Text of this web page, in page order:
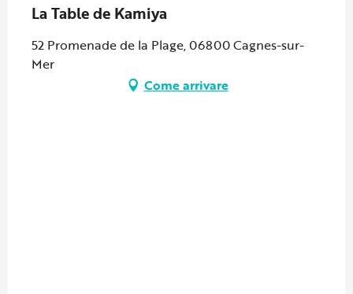
La Table de Kamiya
52 Promenade de la Plage, 06800 Cagnes-sur-
Mer
Come arrivare